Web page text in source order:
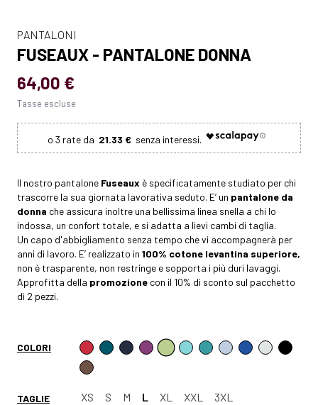
PANTALONI
FUSEAUX - PANTALONE DONNA
64,00 €
Tasse escluse
21.33 €
Il nostro pantalone Fuseaux è specificatamente studiato per chi
trascorre la sua giornata lavorativa seduto. E’ un pantalone da
donna che assicura inoltre una bellissima linea snella a chi lo
indossa, un confort totale, e si adatta a lievi cambi di taglia.
Un capo d'abbigliamento senza tempo che vi accompagnerà per
anni di lavoro. E’ realizzato in 100% cotone levantina superiore,
non è trasparente, non restringe e sopporta i più duri lavaggi.
Approfitta della promozione con il 10% di sconto sul pacchetto
di 2 pezzi.
COLORI
TAGLIE XS S M L XL XXL 3XL